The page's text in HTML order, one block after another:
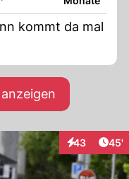
kommt da mal
43
Interaktionen
45'